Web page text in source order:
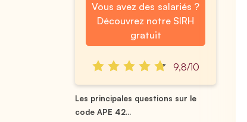
Vous avez des salariés ?
Découvrez notre SIRH
gratuit
9,8/10
Les principales questions sur le
code APE 42...